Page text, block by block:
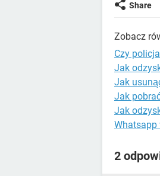
Share
Zobacz
Czy
Jak
Jak
Jak
Jak
Whatsapp
2